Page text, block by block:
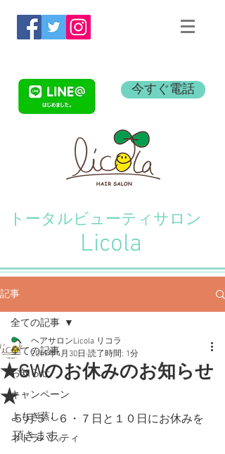
今すぐ電話
​トータルビューティ サロン
Licola
記事
全ての記事
お知らせ
キャンペーン
よもぎ蒸し
ネトラバスティ
全ての記事
★GWのお休みのお知らせ
★
ヘアサロンLicola リコラ
2019年4月30日 読了時間: 1分
５月５・６・７日と１０日にお休みを
頂きます。